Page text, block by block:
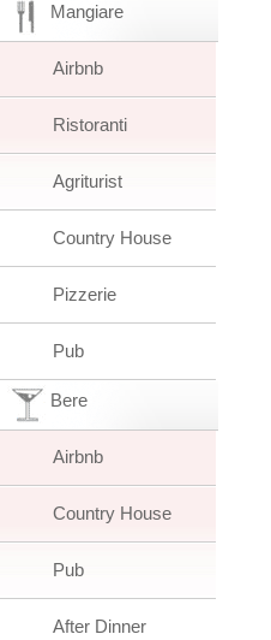
Mangiare
Airbnb
Ristoranti
Agriturist
Country House
Pizzerie
Pub
Bere
Airbnb
Country House
Pub
After Dinner